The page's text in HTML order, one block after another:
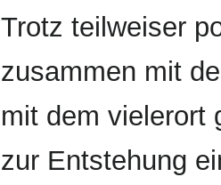
Trotz teilweiser
zusammen mit
mit dem vielerort
zur Entstehung